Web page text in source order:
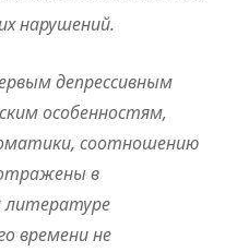
нарушений.
депрессивным
особенностям,
соотношению
в
литературе
времени не